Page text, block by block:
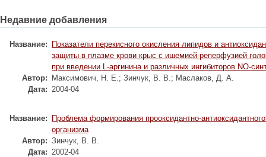
Недавние добавления
Название:
Показатели перекисного окисления липидов и
защиты в плазме крови крыс с ишемией-реперфузией
при введении L-аргинина и различных ингибиторов NO-
Автор:
Максимович, Н. Е.; Зинчук, В. В.; Маслаков, Д. А.
Дата: 2004-04
Название:
Проблема формирования прооксидантно-
организма
Автор: Зинчук, В. В.
Дата: 2002-04